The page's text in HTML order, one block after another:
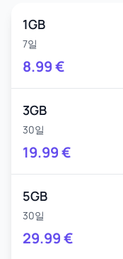
1GB
7일
8.99€
3GB
30일
19.99€
5GB
30일
29.99€